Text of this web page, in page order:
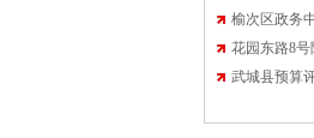
榆次区政务
花园东路8
武城县预算